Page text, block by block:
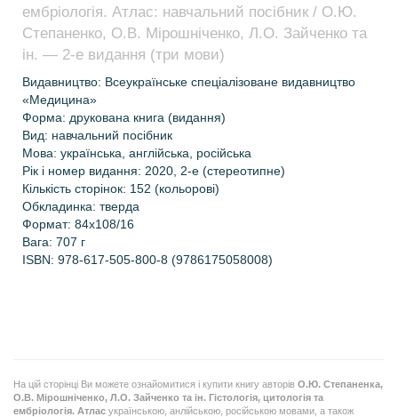
ембріологія. Атлас: навчальний посібник / О.Ю.
Степаненко, О.В. Мірошніченко, Л.О. Зайченко та
ін. — 2-е видання (три мови)
Видавництво: Всеукраїнське спеціалізоване видавництво
«Медицина»
Форма: друкована книга (видання)
Вид: навчальний посібник
Мова: українська, англійська, російська
Рік і номер видання: 2020, 2-е (стереотипне)
Кількість сторінок: 152 (кольорові)
Обкладинка: тверда
Формат: 84х108/16
Вага: 707 г
ISBN: 978-617-505-800-8 (9786175058008)
На цій сторінці Ви можете ознайомитися і купити книгу авторів О.Ю. Степаненка,
О.В. Мірошніченко, Л.О. Зайченко та ін. Гістологія, цитологія та
ембріологія. Атлас українською, анлійською, російською мовами, а також